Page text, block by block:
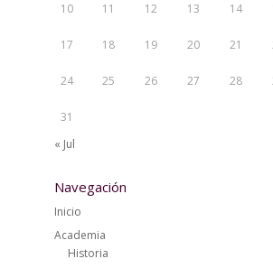
10 11 12 13 14
17 18 19 20 21
24 25 26 27 28
31
« Jul
Navegación
Inicio
Academia
Historia